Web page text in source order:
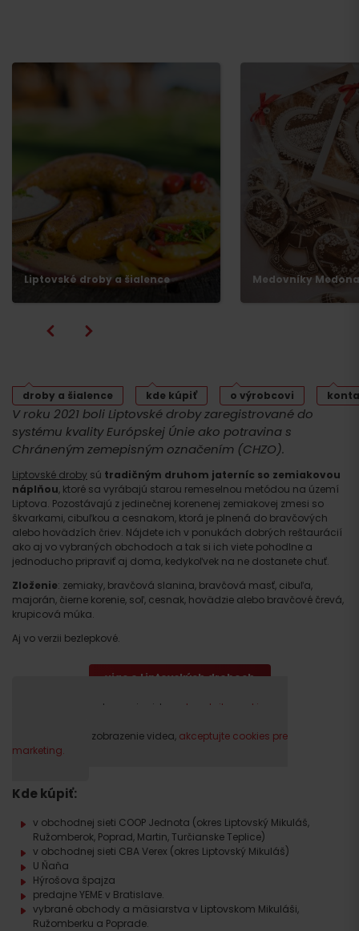
Liptovské droby a šialence Medovníky Medona
droby a šialence kde kúpiť o výrobcovi
V roku 2021 boli Liptovské droby zaregistrované do
systému kvality Európskej Únie ako potravina s
Chráneným zemepisným označením (CHZO).
Liptovské droby sú tradičným druhom jaterníc so zemiakovou
náplňou, ktoré sa vyrábajú starou remeselnou metódou na území
Liptova. Pozostávajú z jedinečnej korenenej zemiakovej zmesi so
škvarkami, cibuľkou a cesnakom, ktorá je plnená do bravčových
alebo hovädzích čriev. Nájdete ich v ponukách dobrých reštaurácií
ako aj vo vybraných obchodoch a tak si ich viete pohodlne a
jednoducho pripraviť aj doma, kedykoľvek na ne dostanete chuť.
Zloženie: zemiaky, bravčová slanina, bravčová masť, cibuľa,
majorán, čierne korenie, soľ, cesnak, hovädzie alebo bravčové črevá,
krupicová múka.
Aj vo verzii bezlepkové.
viac o Liptovských droboch
Prosím, pre zobrazenie videa,
akceptujte cookies pre
Prosím, pre zobrazenie videa, akceptujte cookies pre
marketing.
Kde kúpiť:
v obchodnej sieti COOP Jednota (okres Liptovský Mikuláš,
Ružomberok, Poprad, Martin, Turčianske Teplice)
v obchodnej sieti CBA Verex (okres Liptovský Mikuláš)
U Ňaňa
Hýrošova špajza
predajne YEME v Bratislave.
vybrané obchody a mäsiarstva v Liptovskom Mikuláši,
Ružomberku a Poprade.